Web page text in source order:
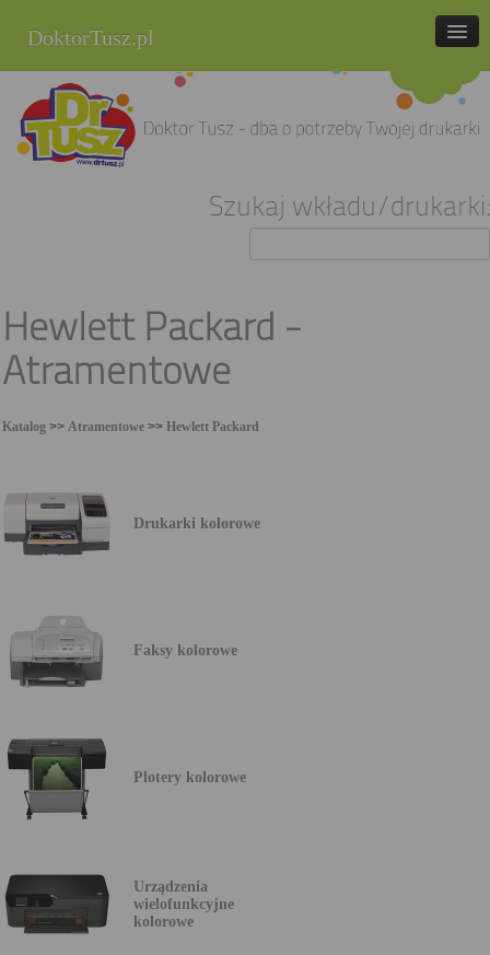
DoktorTusz.pl
tel. 857 337 337
Strona główna
Szukaj wkładu/drukarki:
Hewlett Packard -
Atramentowe
Katalog >> Atramentowe >> Hewlett Packard
Drukarki kolorowe
Faksy kolorowe
Plotery kolorowe
Urządzenia
wielofunkcyjne
kolorowe